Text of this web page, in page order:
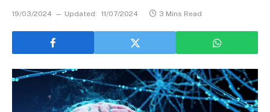
19/03/2024 Updated: 11/07/2024 3 Mins Read